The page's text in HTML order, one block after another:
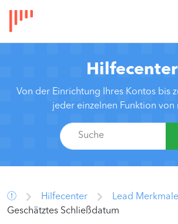
Hilfecenter
Von der Einrichtung Ihres Kontos bis
jeder einzelnen Funktion von
Hilfecenter
Lead Merkmale
Geschätztes Schließdatum